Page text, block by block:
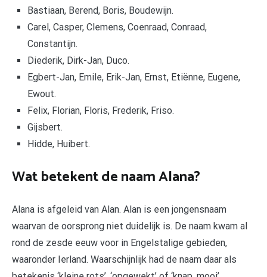
Bastiaan, Berend, Boris, Boudewijn.
Carel, Casper, Clemens, Coenraad, Conraad,
Constantijn.
Diederik, Dirk-Jan, Duco.
Egbert-Jan, Emile, Erik-Jan, Ernst, Etiënne, Eugene,
Ewout.
Felix, Florian, Floris, Frederik, Friso.
Gijsbert.
Hidde, Huibert.
Wat betekent de naam Alana?
Alana is afgeleid van Alan. Alan is een jongensnaam
waarvan de oorsprong niet duidelijk is. De naam kwam al
rond de zesde eeuw voor in Engelstalige gebieden,
waaronder Ierland. Waarschijnlijk had de naam daar als